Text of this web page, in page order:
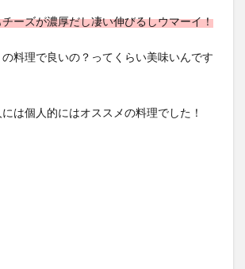
ーズが濃厚だし凄い伸びるしウマーイ！
料理で良いの？ってくらい美味いんです
は個人的にはオススメの料理でした！